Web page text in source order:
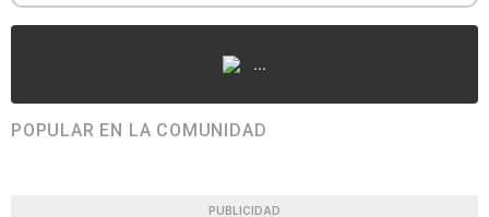
...
POPULAR EN LA COMUNIDAD
PUBLICIDAD